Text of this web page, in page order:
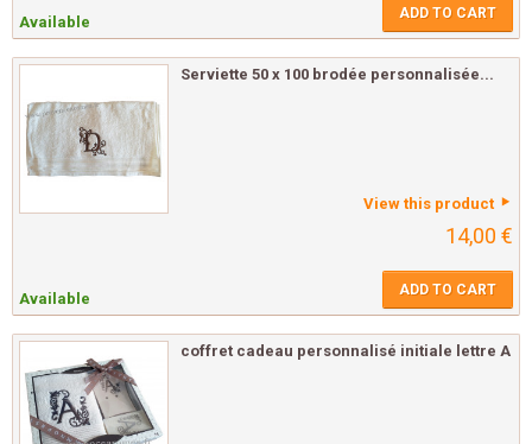
Available ADD TO CART
Serviette 50 x 100 brodée personnalisée...
View this product
14,00 €
Available ADD TO CART
coffret cadeau personnalisé initiale lettre A